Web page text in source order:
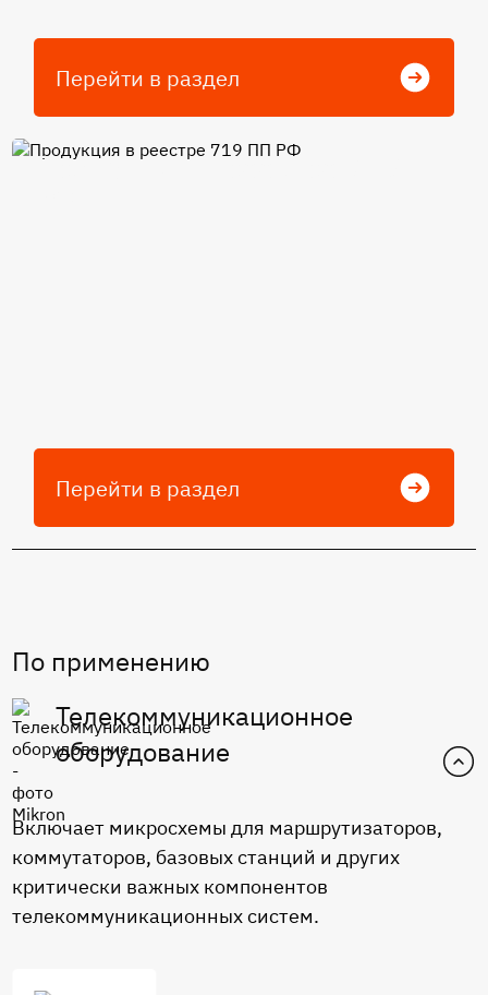
Перейти в раздел
Продукция в реестре 719 ПП
Перейти в раздел
По применению
Телекоммуникационное
оборудование
Включает микросхемы для маршрутизаторов,
коммутаторов, базовых станций и других
критически важных компонентов
телекоммуникационных систем.